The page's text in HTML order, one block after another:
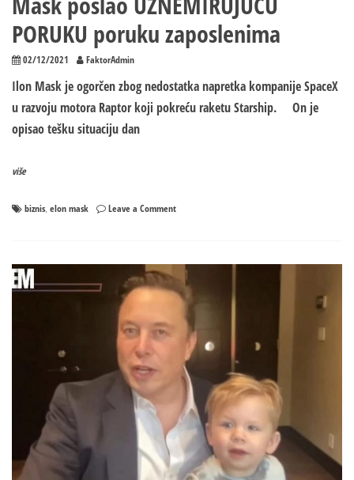
PORUKU poruku zaposlenima
02/12/2021 FaktorAdmin
Ilon Mask je ogorčen zbog nedostatka napretka kompanije SpaceX
u razvoju motora Raptor koji pokreću raketu Starship. On je
opisao tešku situaciju dan
više
biznis, elon mask Leave a Commenton
PORUKU
poruku
zaposlenima